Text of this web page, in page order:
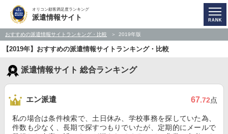
オリコン顧客満足度ランキング
派遣情報サイト
おすすめの派遣情報サイトランキング・比較 2019年版
【2019年】おすすめの派遣情報サイトランキング・比較
派遣情報サイト 総合ランキング
エン派遣 67.72点
私の場合は条件検索で、土日休み、学校事務を探していた為、
件数も少なく、長期で探すつもりでいたが、定期的にメールで